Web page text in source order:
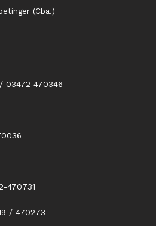
(Cba.)
03472 470346
470731
/ 470273